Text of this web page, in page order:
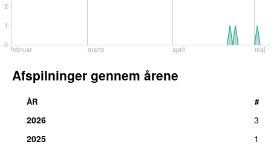
februar marts april maj
0
1
2
Afspilninger gennem årene
ÅR #
2026
3
2025
1